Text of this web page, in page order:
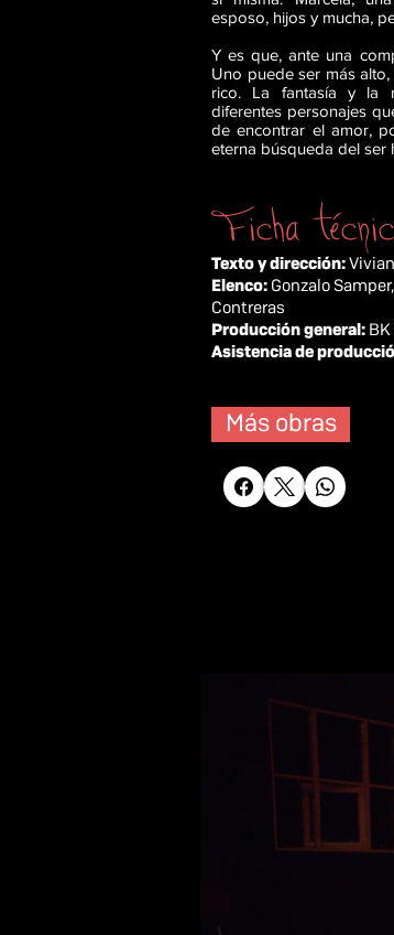
esposo, hijos y mucha,
Y es que, ante una
Uno puede ser más
rico. La fantasía y la
diferentes personajes
de encontrar el amor,
eterna búsqueda del ser
Ficha
Texto y dirección:
Elenco: Gonzalo
Contreras
Producción general:
Asistencia de
Más obras